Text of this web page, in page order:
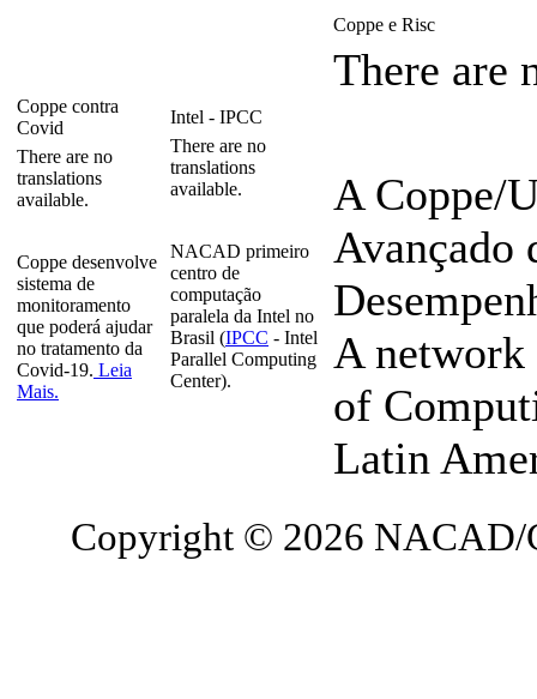
Coppe contra
Covid
There are no
translations
available.
Coppe desenvolve
sistema de
monitoramento
que poderá ajudar
no tratamento da
Covid-19. Leia
Mais.
Intel - IPCC
There are no
translations
available.
NACAD primeiro
centro de
computação
paralela da Intel no
Brasil (IPCC - Intel
Parallel Computing
Center).
Coppe e Risc
There are
A Coppe/
Avançado
A
of
Latin
Copyright © 2026 NACAD/